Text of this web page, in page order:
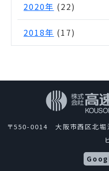
2020年 (22)
2018年 (17)
〒550-0014 大阪市西区北堀